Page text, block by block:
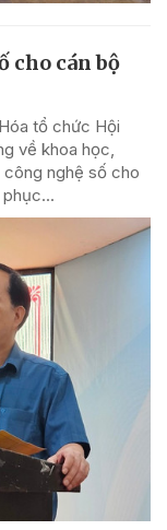
cho cán bộ
tổ chức Hội
về khoa học,
nghệ số cho